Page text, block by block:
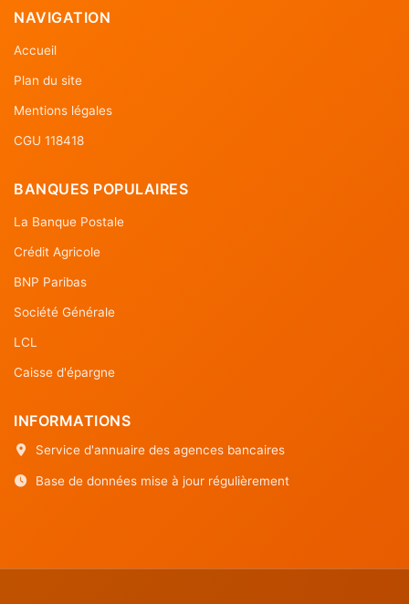
NAVIGATION
Accueil
Plan du site
Mentions légales
CGU 118418
BANQUES POPULAIRES
La Banque Postale
Crédit Agricole
BNP Paribas
Société Générale
LCL
Caisse d'épargne
INFORMATIONS
Service d'annuaire des agences bancaires
Base de données mise à jour régulièrement